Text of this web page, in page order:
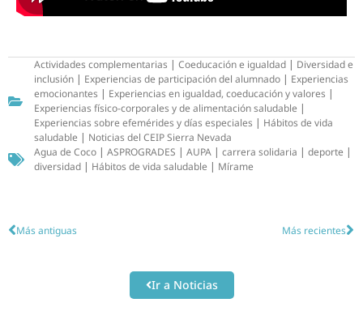
Actividades complementarias | Coeducación e igualdad | Diversidad e
inclusión | Experiencias de participación del alumnado | Experiencias
emocionantes | Experiencias en igualdad, coeducación y valores |
Experiencias físico-corporales y de alimentación saludable |
Experiencias sobre efemérides y días especiales | Hábitos de vida
saludable | Noticias del CEIP Sierra Nevada
Agua de Coco | ASPROGRADES | AUPA | carrera solidaria | deporte |
diversidad | Hábitos de vida saludable | Mírame
Más antiguas Más recientes
Ir a Noticias